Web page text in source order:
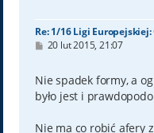
Re: 1/16 Ligi
P
t
20 lut 2015, 21:07
Nie spadek formy, a
było jest i
Nie ma co robić afery